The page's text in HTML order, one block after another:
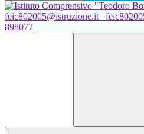
feic802005@istruzione.it
898077